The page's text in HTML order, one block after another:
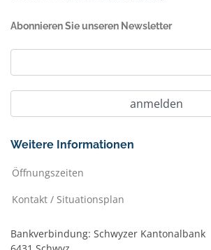
Abonnieren Sie unseren Newsletter
Weitere Informationen
Öffnungszeiten
Kontakt / Situationsplan
Bankverbindung: Schwyzer Kantonalbank